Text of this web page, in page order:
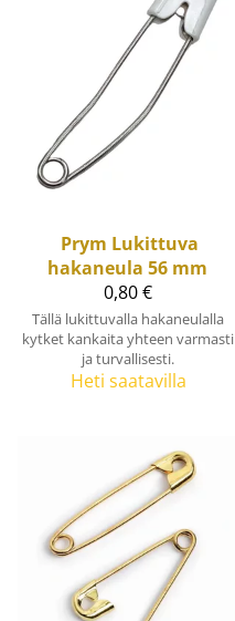
Prym Lukittuva
hakaneula 56 mm
0,80 €
Tällä lukittuvalla hakaneulalla
kytket kankaita yhteen varmasti
ja turvallisesti.
Heti saatavilla